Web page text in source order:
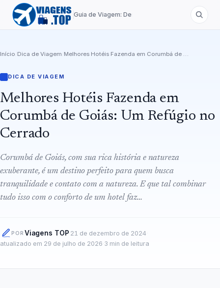
Guia de Viagem: Destinos de A a Z
Início Dica de Viagem Melhores Hotéis Fazenda em Corumbá de Goiás: Um Refúgio no Cerrado
DICA DE VIAGEM
Melhores Hotéis Fazenda em
Corumbá de Goiás: Um Refúgio no
Cerrado
Corumbá de Goiás, com sua rica história e natureza
exuberante, é um destino perfeito para quem busca
tranquilidade e contato com a natureza. E que tal combinar
tudo isso com o conforto de um hotel faz…
POR Viagens TOP 21 de dezembro de 2024
atualizado em 29 de julho de 2026 3 min de leitura